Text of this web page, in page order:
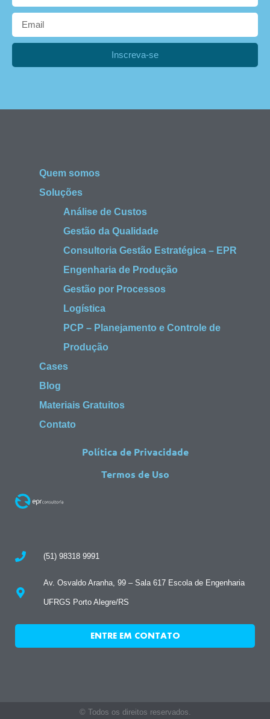
Inscreva-se
Quem somos
Soluções
Análise de Custos
Gestão da Qualidade
Consultoria Gestão Estratégica – EPR
Engenharia de Produção
Gestão por Processos
Logística
PCP – Planejamento e Controle de
Produção
Cases
Blog
Materiais Gratuitos
Contato
Política de Privacidade
Termos de Uso
(51) 98318 9991
Av. Osvaldo Aranha, 99 – Sala 617 Escola de Engenharia
UFRGS Porto Alegre/RS
ENTRE EM CONTATO
© Todos os direitos reservados.